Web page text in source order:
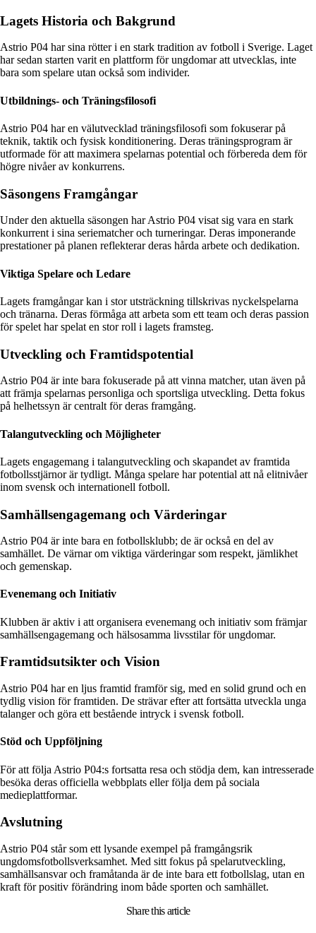
Lagets Historia och Bakgrund
Astrio P04 har sina rötter i en stark tradition av fotboll i Sverige. Laget
har sedan starten varit en plattform för ungdomar att utvecklas, inte
bara som spelare utan också som individer.
Utbildnings- och Träningsfilosofi
Astrio P04 har en välutvecklad träningsfilosofi som fokuserar på
teknik, taktik och fysisk konditionering. Deras träningsprogram är
utformade för att maximera spelarnas potential och förbereda dem för
högre nivåer av konkurrens.
Säsongens Framgångar
Under den aktuella säsongen har Astrio P04 visat sig vara en stark
konkurrent i sina seriematcher och turneringar. Deras imponerande
prestationer på planen reflekterar deras hårda arbete och dedikation.
Viktiga Spelare och Ledare
Lagets framgångar kan i stor utsträckning tillskrivas nyckelspelarna
och tränarna. Deras förmåga att arbeta som ett team och deras passion
för spelet har spelat en stor roll i lagets framsteg.
Utveckling och Framtidspotential
Astrio P04 är inte bara fokuserade på att vinna matcher, utan även på
att främja spelarnas personliga och sportsliga utveckling. Detta fokus
på helhetssyn är centralt för deras framgång.
Talangutveckling och Möjligheter
Lagets engagemang i talangutveckling och skapandet av framtida
fotbollsstjärnor är tydligt. Många spelare har potential att nå elitnivåer
inom svensk och internationell fotboll.
Samhällsengagemang och Värderingar
Astrio P04 är inte bara en fotbollsklubb; de är också en del av
samhället. De värnar om viktiga värderingar som respekt, jämlikhet
och gemenskap.
Evenemang och Initiativ
Klubben är aktiv i att organisera evenemang och initiativ som främjar
samhällsengagemang och hälsosamma livsstilar för ungdomar.
Framtidsutsikter och Vision
Astrio P04 har en ljus framtid framför sig, med en solid grund och en
tydlig vision för framtiden. De strävar efter att fortsätta utveckla unga
talanger och göra ett bestående intryck i svensk fotboll.
Stöd och Uppföljning
För att följa Astrio P04:s fortsatta resa och stödja dem, kan intresserade
besöka deras officiella webbplats eller följa dem på sociala
medieplattformar.
Avslutning
Astrio P04 står som ett lysande exempel på framgångsrik
ungdomsfotbollsverksamhet. Med sitt fokus på spelarutveckling,
samhällsansvar och framåtanda är de inte bara ett fotbollslag, utan en
kraft för positiv förändring inom både sporten och samhället.
Sharethis article